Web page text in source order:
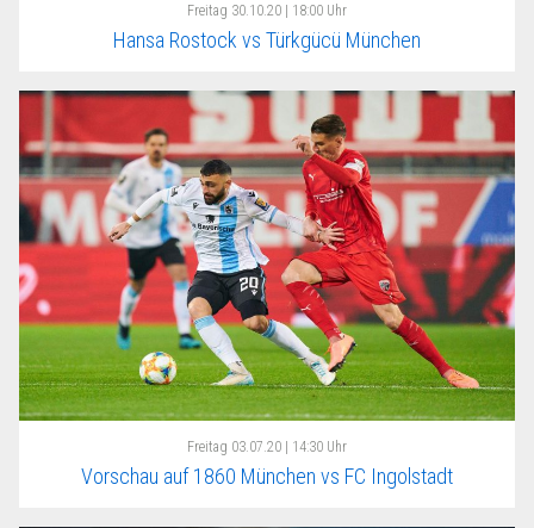
Freitag 30.10.20 | 18:00 Uhr
Hansa Rostock vs Türkgücü München
Freitag 03.07.20 | 14:30 Uhr
Vorschau auf 1860 München vs FC Ingolstadt